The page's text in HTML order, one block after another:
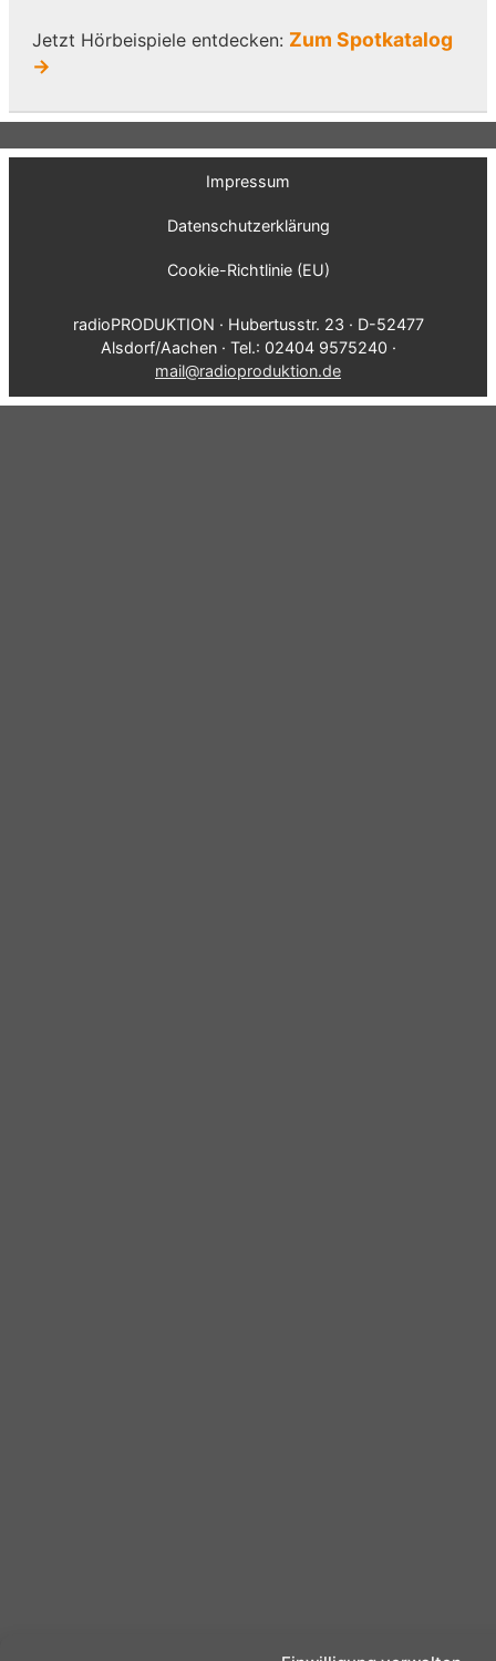
Jetzt Hörbeispiele entdecken: Zum Spotkatalog
→
Impressum
Datenschutzerklärung
Cookie-Richtlinie (EU)
radioPRODUKTION · Hubertusstr. 23 · D-52477
Alsdorf/Aachen · Tel.: 02404 9575240 ·
mail@radioproduktion.de